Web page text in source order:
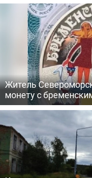
Житель
монету с